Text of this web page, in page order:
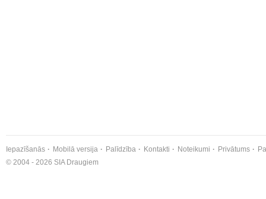
Iepazīšanās Mobilā versija Palīdzība Kontakti Noteikumi Privātums
© 2004 - 2026 SIA Draugiem